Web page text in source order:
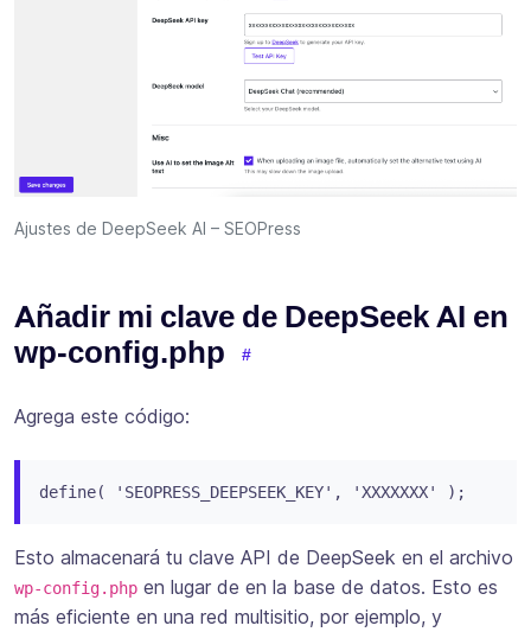
Ajustes de DeepSeek AI – SEOPress
Añadir mi clave de DeepSeek AI en
wp-config.php
Agrega este código:
Esto almacenará tu clave API de DeepSeek en el archivo
wp-config.php en lugar de en la base de datos. Esto es
más eficiente en una red multisitio, por ejemplo, y